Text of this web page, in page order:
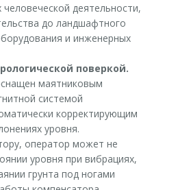
деятельности,
до ландшафтного
и инженерных
поверкой.
маятниковым
системой
корректирующим
уровня.
оператор может не
уровня при вибрациях,
грунта под ногами